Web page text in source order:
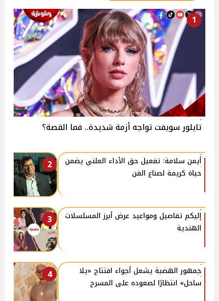
1
تايلور سويفت تواجه أزمة شديدة.. فما القصة؟
2
أيمن سلامة: تفعيل حق الأداء العلني يضمن
حياة كريمة لصناع الفن
3
إليكم تفاصيل ومواعيد عرض أبرز المسلسلات
الهندية
4
جمهور الهضبة يشعل أجواء افتتاح «يلا
ساحل» انتظارًا لصعوده على المسرح